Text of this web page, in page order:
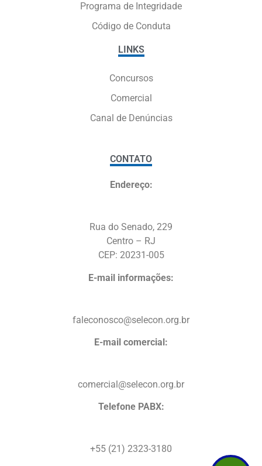
Programa de Integridade
Código de Conduta
LINKS
Concursos
Comercial
Canal de Denúncias
CONTATO
Endereço:
Rua do Senado, 229
Centro – RJ
CEP: 20231-005
E-mail informações:
faleconosco@selecon.org.br
E-mail comercial:
comercial@selecon.org.br
Telefone PABX:
+55 (21) 2323-3180